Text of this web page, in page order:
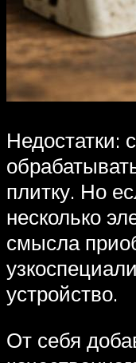
Недостатки:
плитку. Но
несколько
смысла
устройство.
От себя